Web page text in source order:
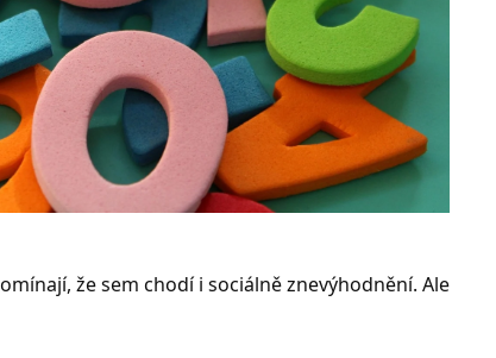
že sem chodí i sociálně znevýhodnění. Ale